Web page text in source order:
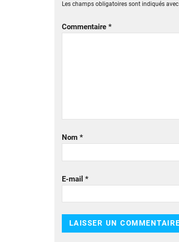
Les champs obligatoires sont indiqués avec
Commentaire *
Nom *
E-mail *